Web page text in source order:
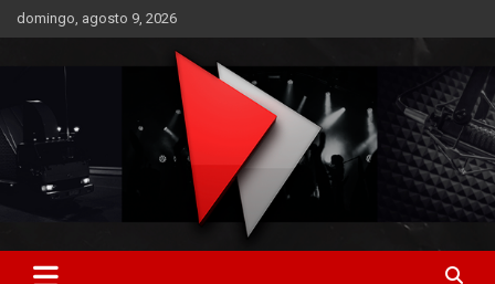
Saltar
al
domingo, agosto 9, 2026
RO CONTENIDOS